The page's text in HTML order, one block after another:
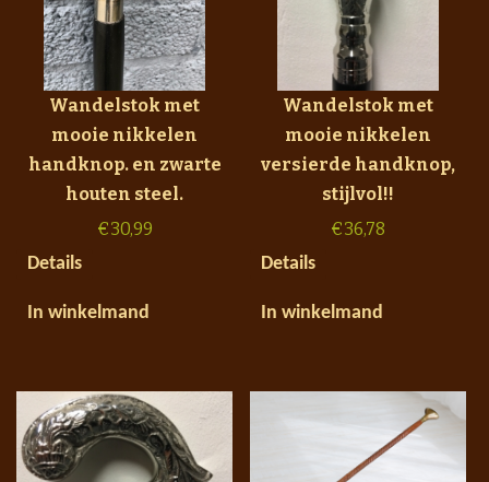
Wandelstok met
mooie nikkelen
handknop. en zwarte
houten steel.
€30,99
Details
In winkelmand
Wandelstok met
mooie nikkelen
versierde handknop,
stijlvol!!
€36,78
Details
In winkelmand